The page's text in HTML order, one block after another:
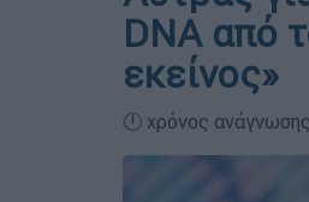
DNA από
εκείνος»
🕛 χρόνος